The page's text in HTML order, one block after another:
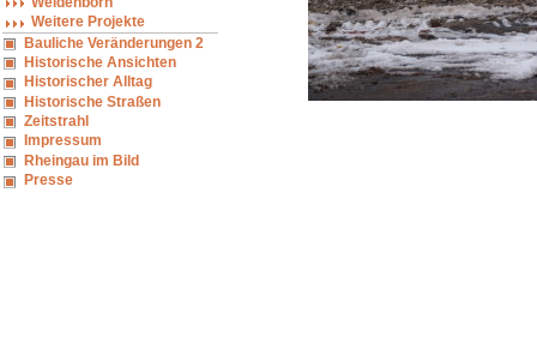
Weitere Projekte
Bauliche Veränderungen 2
Historische Ansichten
Historischer Alltag
Historische Straßen
Zeitstrahl
Impressum
Rheingau im Bild
Presse